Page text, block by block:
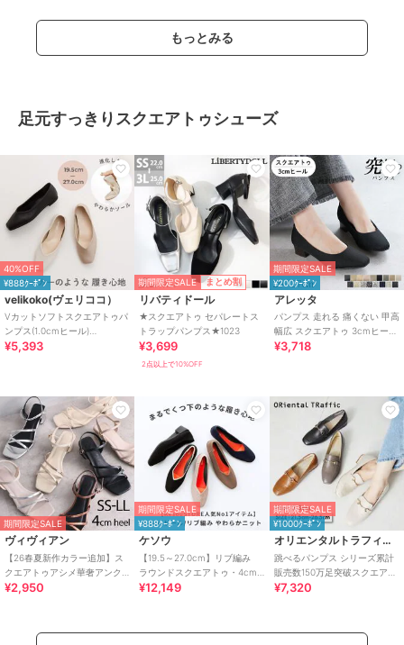
もっとみる
足元すっきりスクエアトゥシューズ
40%OFF
¥888ｸｰﾎﾟﾝ
velikoko(ヴェリココ）
Vカットソフトスクエアトゥパ
ンプス(1.0cmヒール)
[19.5~27.0cm]
¥5,393
期間限定SALE まとめ割
リバティドール
★スクエアトゥ セパレートス
トラップパンプス★1023
¥3,699
2点以上で10%OFF
期間限定SALE
¥200ｸｰﾎﾟﾝ
アレッタ
パンプス 走れる 痛くない 甲高
幅広 スクエアトゥ 3cmヒール
チャンキーヒール 26秋冬新作
¥3,718
期間限定SALE
ヴィヴィアン
【26春夏新作カラー追加】ス
クエアトゥアシメ華奢アンク
ルストラップサンダル
¥2,950
期間限定SALE
¥888ｸｰﾎﾟﾝ
ケソウ
【19.5～27.0cm】リブ編み
ラウンドスクエアトゥ・4cm
ヒールニットパンプス
¥12,149
期間限定SALE
¥1000ｸｰﾎﾟﾝ
オリエンタルトラフィック
跳べるパンプス シリーズ累計
販売数150万足突破スクエアト
ゥビットモチーフ ローファ
¥7,320